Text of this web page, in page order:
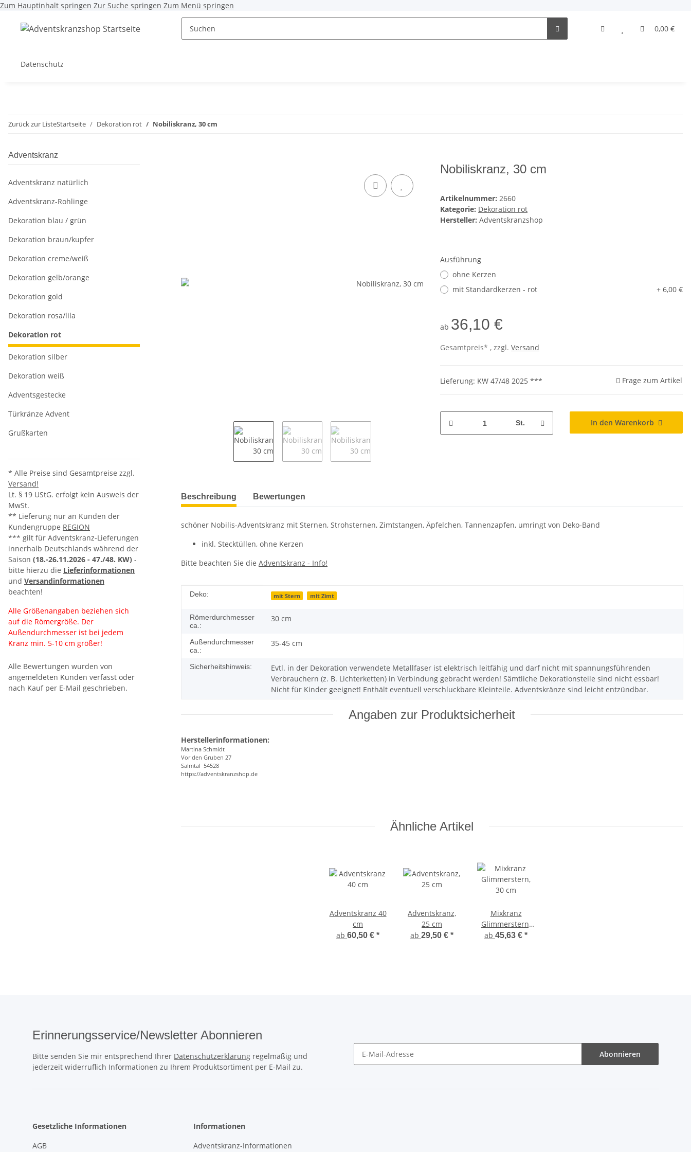
Zum Hauptinhalt springen Zur Suche springen Zum Menü springen
0,00 €
Datenschutz
Zurück zur ListeStartseite Dekoration rot Nobiliskranz, 30 cm
Nobiliskranz, 30 cm
Artikelnummer: 2660
Kategorie: Dekoration rot
Hersteller: Adventskranzshop
Ausführung
ohne Kerzen
mit Standardkerzen - rot
+ 6,00 €
ab 36,10 €
Gesamtpreis* , zzgl. Versand
Lieferung: KW 47/48 2025 *** Frage zum Artikel
St. In den Warenkorb
weitere Registerkarten anzeigen
Beschreibung Bewertungen
schöner Nobilis-Adventskranz mit Sternen, Strohsternen, Zimtstangen, Äpfelchen, Tannenzapfen, umringt von Deko-Band
inkl. Stecktüllen, ohne Kerzen
Bitte beachten Sie die Adventskranz - Info!
Produkteigenschaft
Wert
Deko: mit Stern mit Zimt
Römerdurchmesser
ca.:
30 cm
Außendurchmesser
ca.:
35-45 cm
Sicherheitshinweis:
Evtl. in der Dekoration verwendete Metallfaser ist elektrisch leitfähig und darf nicht mit spannungsführenden
Verbrauchern (z. B. Lichterketten) in Verbindung gebracht werden! Sämtliche Dekorationsteile sind nicht essbar!
Nicht für Kinder geeignet! Enthält eventuell verschluckbare Kleinteile. Adventskränze sind leicht entzündbar.
Angaben zur Produktsicherheit
Herstellerinformationen:
Martina Schmidt
Vor den Gruben 27
Salmtal 54528
https://adventskranzshop.de
Ähnliche Artikel
Adventskranz 40
cm
ab 60,50 € *
Adventskranz,
25 cm
ab 29,50 € *
Mixkranz
Glimmerstern,
30 cm
ab 45,63 € *
Adventskranz
Adventskranz natürlich
Adventskranz-Rohlinge
Dekoration blau / grün
Dekoration braun/kupfer
Dekoration creme/weiß
Dekoration gelb/orange
Dekoration gold
Dekoration rosa/lila
Dekoration rot
Dekoration silber
Dekoration weiß
Adventsgestecke
Türkränze Advent
Grußkarten
* Alle Preise sind Gesamtpreise zzgl.
Versand!
Lt. § 19 UStG. erfolgt kein Ausweis der
MwSt.
** Lieferung nur an Kunden der
Kundengruppe REGION
*** gilt für Adventskranz-Lieferungen
innerhalb Deutschlands während der
Saison (18.-26.11.2026 - 47./48. KW) -
bitte hierzu die Lieferinformationen
und Versandinformationen
beachten!
Alle Größenangaben beziehen sich
auf die Römergröße. Der
Außendurchmesser ist bei jedem
Kranz min. 5-10 cm größer!
Alle Bewertungen wurden von
angemeldeten Kunden verfasst oder
nach Kauf per E-Mail geschrieben.
Erinnerungsservice/Newsletter Abonnieren
Bitte senden Sie mir entsprechend Ihrer Datenschutzerklärung regelmäßig und
jederzeit widerruflich Informationen zu Ihrem Produktsortiment per E-Mail zu.
Abonnieren
Gesetzliche Informationen
AGB
Informationen
Adventskranz-Informationen